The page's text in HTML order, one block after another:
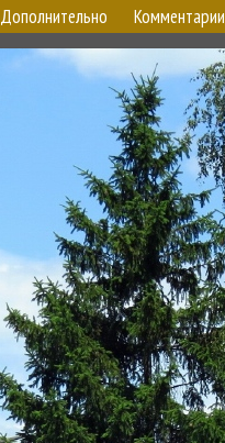
Дополнительно Комментарии